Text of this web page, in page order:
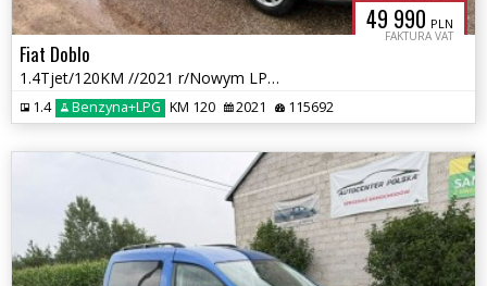
49 990 PLN
FAKTURA VAT
Fiat Doblo
1.4Tjet/120KM //2021 r/Nowym LPG /przebieg 115 tys km
1.4 Benzyna+LPG KM 120 2021 115692